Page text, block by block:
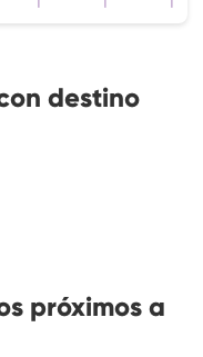
destino
próximos a